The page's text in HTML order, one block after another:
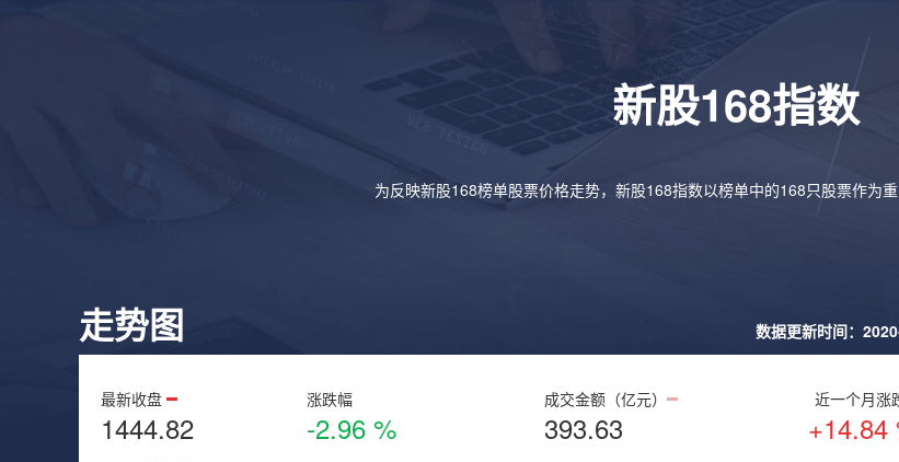
新股168指数
为反映新股168榜单股票价格走势，新股168指数以榜单中的168只股票作为重
走势图 数据更新时间：
最新收盘
1444.82
涨跌幅
-2.96 %
成交金额（亿元）
393.63
近一个月涨
+14.84